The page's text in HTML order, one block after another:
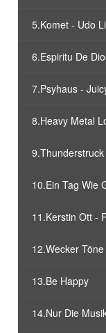
5.Komet - Udo
6.Espiritu De
7.Psyhaus -
8.Heavy Metal
9.Thunderstruck
10.Ein Tag Wie
11.Kerstin Ott -
12.Wecker
13.Be Happy
14.Nur Die